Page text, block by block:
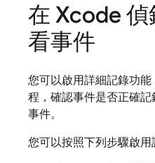
在 Xcode
看事件
您可以啟用詳細記錄功
程，確認事件是否正確
事件。
您可以按照下列步驟啟用